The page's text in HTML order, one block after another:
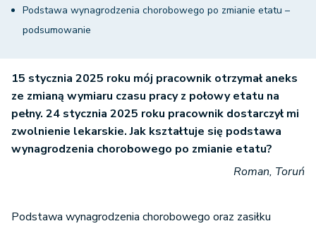
Podstawa wynagrodzenia chorobowego po zmianie etatu –
podsumowanie
15 stycznia 2025 roku mój pracownik otrzymał aneks
ze zmianą wymiaru czasu pracy z połowy etatu na
pełny. 24 stycznia 2025 roku pracownik dostarczył mi
zwolnienie lekarskie. Jak kształtuje się podstawa
wynagrodzenia chorobowego po zmianie etatu?
Roman, Toruń
Podstawa wynagrodzenia chorobowego oraz zasiłku